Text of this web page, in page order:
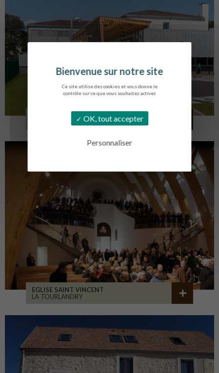
Ce site utilise des cookies et vous donne le
contrôle sur ce que vous souhaitez activer.
OK, tout accepter
Personnaliser
COLLÈGE MONTMORENCY
BOURBONNE-LES-BAINS
EGLISE SAINT VINCENT
LA TOURLANDRY